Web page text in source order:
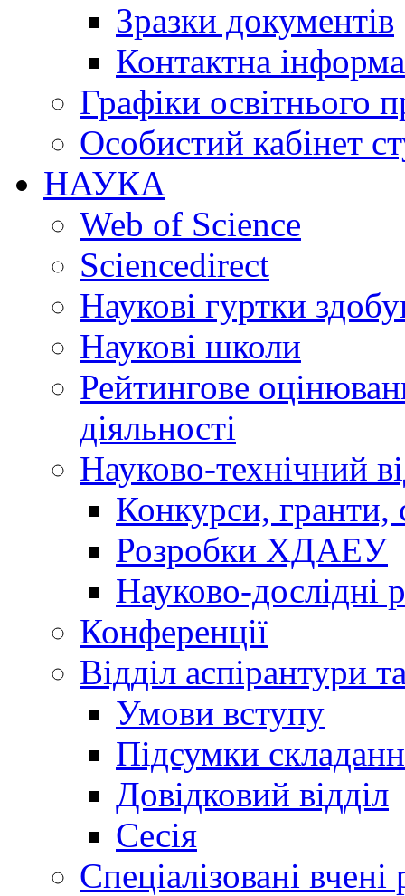
Зразки документів
Контактна
Графіки освітнього
Особистий кабінет
НАУКА
Web of Science
Sciencedirect
Наукові гуртки
Наукові школи
Рейтингове
діяльності
Науково-технічний
Конкурси, гранти,
Розробки ХДАЕУ
Науково-дослідні
Конференції
Відділ аспірантури
Умови вступу
Підсумки
Довідковий відділ
Сесія
Спеціалізовані вчені